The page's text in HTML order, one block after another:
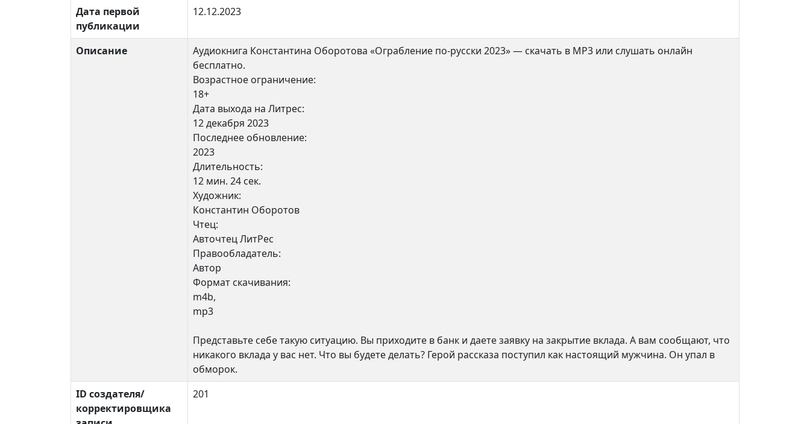
Дата первой
публикации
12.12.2023
Описание
Аудиокнига Константина Оборотова «Ограбление по-русски 2023» — скачать в MP3 или слушать онлайн
бесплатно.
Возрастное ограничение:
18+
Дата выхода на Литрес:
12 декабря 2023
Последнее обновление:
2023
Длительность:
12 мин. 24 сек.
Художник:
Константин Оборотов
Чтец:
Авточтец ЛитРес
Правообладатель:
Автор
Формат скачивания:
m4b,
mp3
Представьте себе такую ситуацию. Вы приходите в банк и даете заявку на закрытие вклада. А вам сообщают, что
никакого вклада у вас нет. Что вы будете делать? Герой рассказа поступил как настоящий мужчина. Он упал в
обморок.
ID создателя/
корректировщика
201